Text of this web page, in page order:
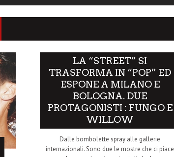
LA “STREET” SI
TRASFORMA IN “POP” ED
ESPONE A MILANO E
BOLOGNA. DUE
PROTAGONISTI : FUNGO E
WILLOW
Dalle bombolette spray alle gallerie
internazionali. Sono due le mostre che ci piace